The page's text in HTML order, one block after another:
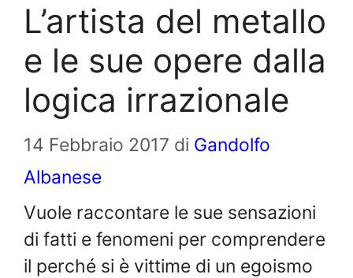
L’artista del metallo
e le sue opere dalla
logica irrazionale
14 Febbraio 2017 di Gandolfo
Albanese
Vuole raccontare le sue sensazioni
di fatti e fenomeni per comprendere
il perché si è vittime di un egoismo